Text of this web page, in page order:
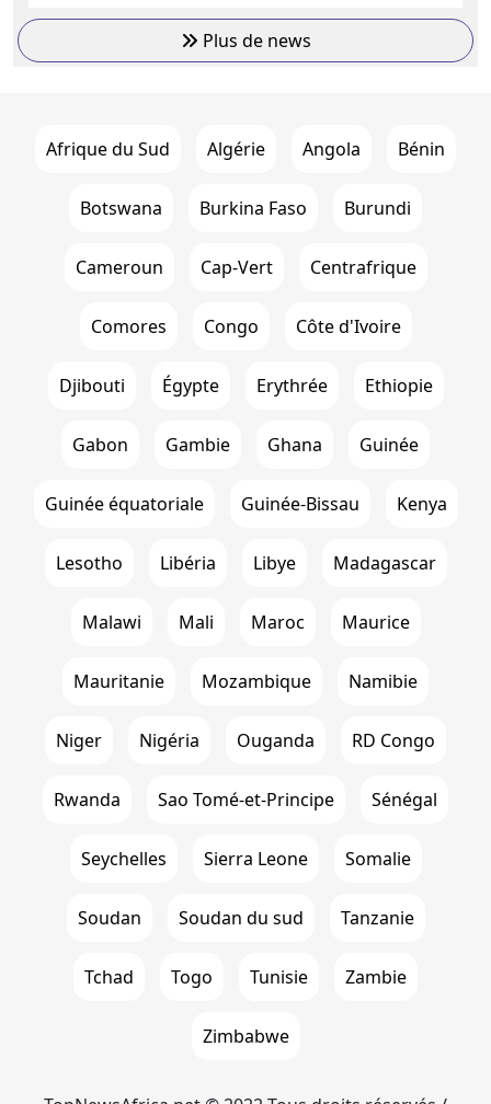
Plus de news
Afrique du Sud Algérie Angola Bénin
Botswana Burkina Faso Burundi
Cameroun Cap-Vert Centrafrique
Comores Congo Côte d'Ivoire
Djibouti Égypte Erythrée Ethiopie
Gabon Gambie Ghana Guinée
Guinée équatoriale Guinée-Bissau Kenya
Lesotho Libéria Libye Madagascar
Malawi Mali Maroc Maurice
Mauritanie Mozambique Namibie
Niger Nigéria Ouganda RD Congo
Rwanda Sao Tomé-et-Principe Sénégal
Seychelles Sierra Leone Somalie
Soudan Soudan du sud Tanzanie
Tchad Togo Tunisie Zambie
Zimbabwe